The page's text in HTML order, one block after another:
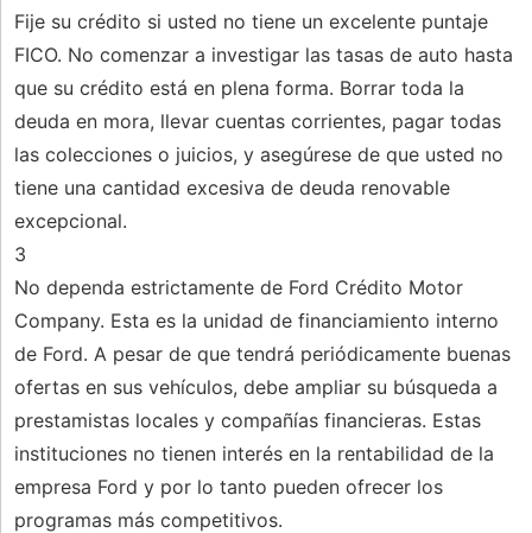
Fije su crédito si usted no tiene un excelente puntaje
FICO. No comenzar a investigar las tasas de auto hasta
que su crédito está en plena forma. Borrar toda la
deuda en mora, llevar cuentas corrientes, pagar todas
las colecciones o juicios, y asegúrese de que usted no
tiene una cantidad excesiva de deuda renovable
excepcional.
3
No dependa estrictamente de Ford Crédito Motor
Company. Esta es la unidad de financiamiento interno
de Ford. A pesar de que tendrá periódicamente buenas
ofertas en sus vehículos, debe ampliar su búsqueda a
prestamistas locales y compañías financieras. Estas
instituciones no tienen interés en la rentabilidad de la
empresa Ford y por lo tanto pueden ofrecer los
programas más competitivos.